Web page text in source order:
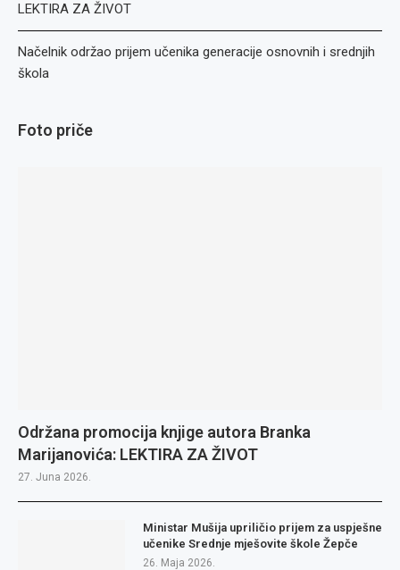
LEKTIRA ZA ŽIVOT
Načelnik održao prijem učenika generacije osnovnih i srednjih
škola
Foto priče
Održana promocija knjige autora Branka
Marijanovića: LEKTIRA ZA ŽIVOT
27. Juna 2026.
Ministar Mušija upriličio prijem za uspješne
učenike Srednje mješovite škole Žepče
26. Maja 2026.